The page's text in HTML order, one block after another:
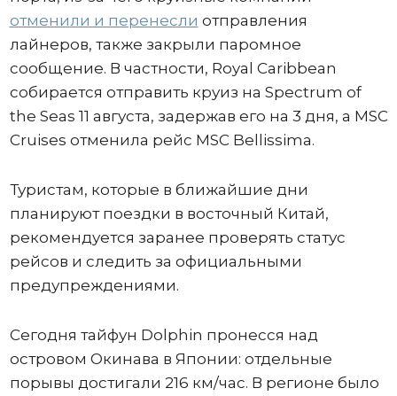
отменили и перенесли отправления
лайнеров, также закрыли паромное
сообщение. В частности, Royal Caribbean
собирается отправить круиз на Spectrum of
the Seas 11 августа, задержав его на 3 дня, а MSC
Cruises отменила рейс MSC Bellissima.
Туристам, которые в ближайшие дни
планируют поездки в восточный Китай,
рекомендуется заранее проверять статус
рейсов и следить за официальными
предупреждениями.
Сегодня тайфун Dolphin пронесся над
островом Окинава в Японии: отдельные
порывы достигали 216 км/час. В регионе было